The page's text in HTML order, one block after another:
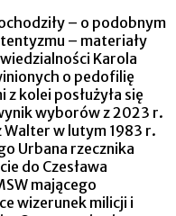
– o podobnym
– materiały
Karola
o pedofilię
kolei posłużyła się
wyborów z 2023 r.
Walter w lutym 1983 r.
Urbana rzecznika
do Czesława
mającego
wizerunek milicji i